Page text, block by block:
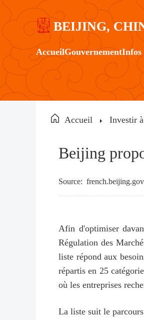
BEIJING,
AccueilGouvernementInfos
Accueil Investir
Beijing
Source:
Afin d'optimiser
Régulation des
liste répond aux
répartis en 25
où les entreprises
La liste suit le